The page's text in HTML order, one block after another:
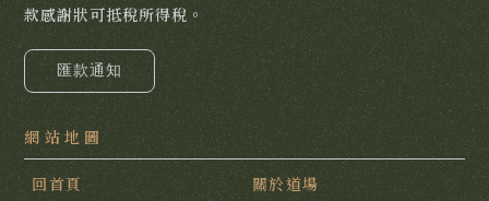
款感謝狀可抵稅所得稅。
匯款通知
回首頁 關於道場